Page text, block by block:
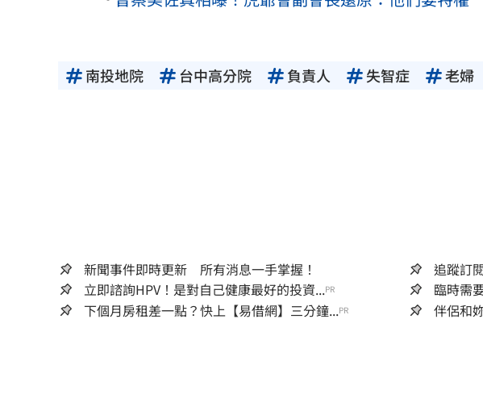
南投地院 台中高分院 負責人 失智症 老婦
新聞事件即時更新 所有消息一手掌握！
追蹤訂
立即諮詢HPV！是對自己健康最好的投資...PR 臨時需
下個月房租差一點？快上【易借網】三分鐘...PR 伴侶和